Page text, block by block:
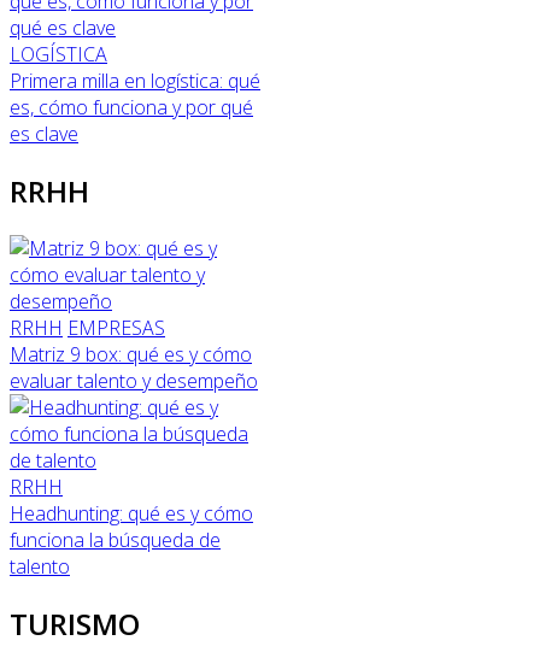
LOGÍSTICA
Primera milla en logística: qué
es, cómo funciona y por qué
es clave
RRHH
RRHH EMPRESAS
Matriz 9 box: qué es y cómo
evaluar talento y desempeño
RRHH
Headhunting: qué es y cómo
funciona la búsqueda de
talento
TURISMO